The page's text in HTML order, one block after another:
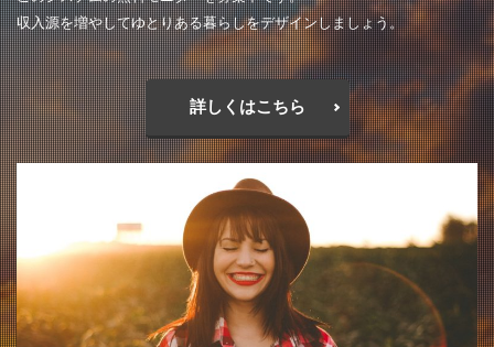
収入源を増やしてゆとりある暮らしをデザインしましょう。
詳しくはこちら